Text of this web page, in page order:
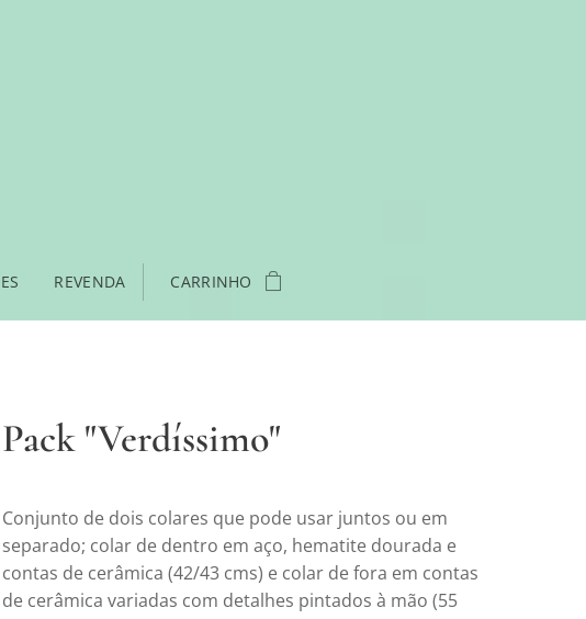
REVENDA CARRINHO
Pack "Verdíssimo"
Conjunto de dois colares que pode usar juntos ou em
separado; colar de dentro em aço, hematite dourada e
contas de cerâmica (42/43 cms) e colar de fora em contas
de cerâmica variadas com detalhes pintados à mão (55